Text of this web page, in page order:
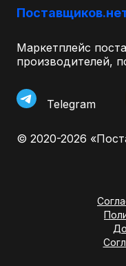
Маркетплейс
производителей,
Telegram
© 2020-2026